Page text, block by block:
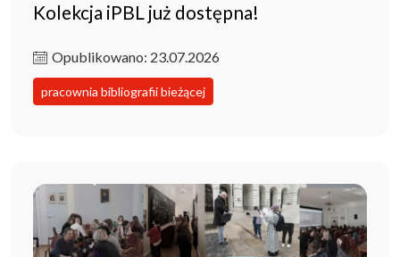
Kolekcja iPBL już dostępna!
Opublikowano: 23.07.2026
pracownia bibliografii bieżącej